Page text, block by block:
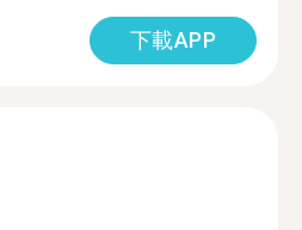
下載APP